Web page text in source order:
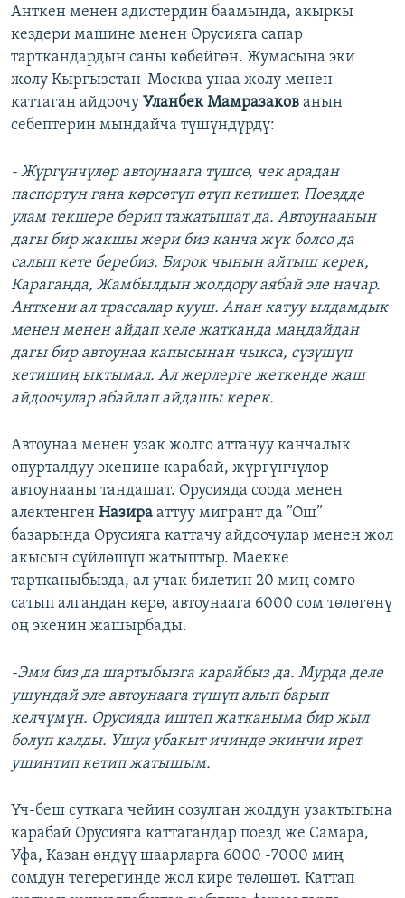
Анткен менен адистердин баамында, акыркы
кездери машине менен Орусияга сапар
тарткандардын саны көбөйгөн. Жумасына эки
жолу Кыргызстан-Москва унаа жолу менен
каттаган айдоочу Уланбек Мамразаков анын
себептерин мындайча түшүндүрдү:
- Жүргүнчүлөр автоунаага түшсө, чек арадан
паспортун гана көрсөтүп өтүп кетишет. Поездде
улам текшере берип тажатышат да. Автоунаанын
дагы бир жакшы жери бизканча жүк болсода
салып кете беребиз. Бирок чынын айтыш керек,
Караганда, Жамбылдын жолдору аябай эле начар.
Анткени ал трассалар кууш. Анан катуу ылдамдык
менен менен айдап келе жатканда маңдайдан
дагы бир автоунаа капысынан чыкса, сүзүшүп
кетишиң ыктымал. Ал жерлерге жеткенде жаш
айдоочулар абайлап айдашы керек.
Автоунаа менен узак жолго аттануу канчалык
опурталдуу экенине карабай, жүргүнчүлөр
автоунааны тандашат. Орусияда соода менен
алектенген Назира аттуу мигрант да ”Ош”
базарында Орусияга каттачу айдоочулар менен жол
акысын сүйлөшүп жатыптыр. Маекке
тартканыбызда, ал учак билетин 20 миң сомго
сатып алгандан көрө, автоунаага 6000 сом төлөгөнү
оң экенин жашырбады.
-Эми биз да шартыбызга карайбыз да. Мурда деле
ушундай эле автоунаага түшүп алып барып
келчүмүн. Орусияда иштеп жатканыма бир жыл
болупкалды. Ушул убакыт ичинде экинчи ирет
ушинтип кетип жатышым.
Үч-беш суткага чейин созулган жолдун узактыгына
карабай Орусияга каттагандар поезд же Самара,
Уфа, Казан өндүү шаарларга 6000 -7000 миң
сомдун тегерегинде жол кире төлөшөт. Каттап